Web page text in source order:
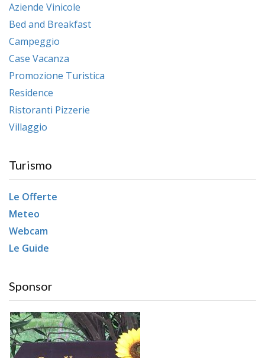
Aziende Vinicole
Bed and Breakfast
Campeggio
Case Vacanza
Promozione Turistica
Residence
Ristoranti Pizzerie
Villaggio
Turismo
Le Offerte
Meteo
Webcam
Le Guide
Sponsor